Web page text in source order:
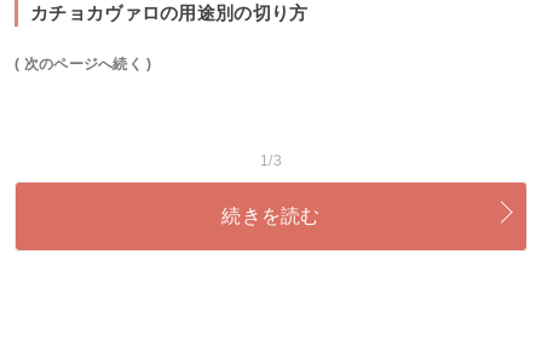
カチョカヴァロの用途別の切り方
( 次のページへ続く )
1/3
続きを読む